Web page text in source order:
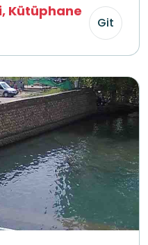
Kütüphane
Git